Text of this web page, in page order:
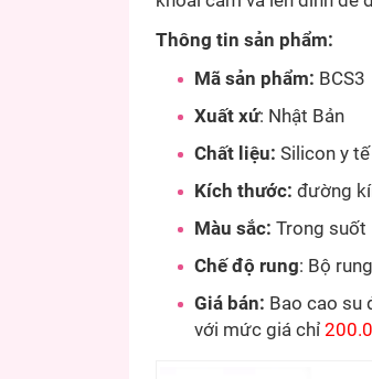
Thông tin sản phẩm:
Mã sản phẩm: BCS3
Xuất xứ: Nhật Bản
Chất liệu: Silicon y tế
Kích thước: đường
Màu sắc: Trong suốt
Chế độ rung: Bộ
Giá bán: Bao cao su
với mức giá chỉ